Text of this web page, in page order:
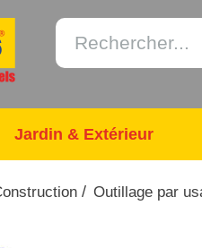
Jardin & Extérieur
/ Outillage par